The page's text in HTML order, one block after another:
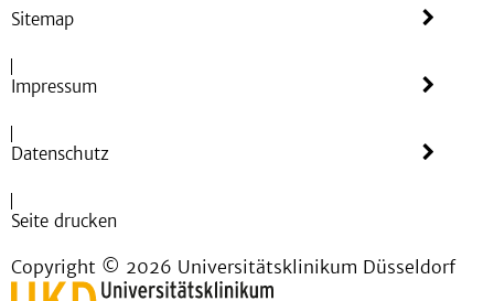
Sitemap
Impressum
Datenschutz
Seite drucken
Copyright © 2026 Universitätsklinikum Düsseldorf